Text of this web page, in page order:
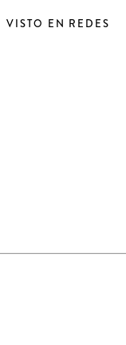
VISTO EN REDES